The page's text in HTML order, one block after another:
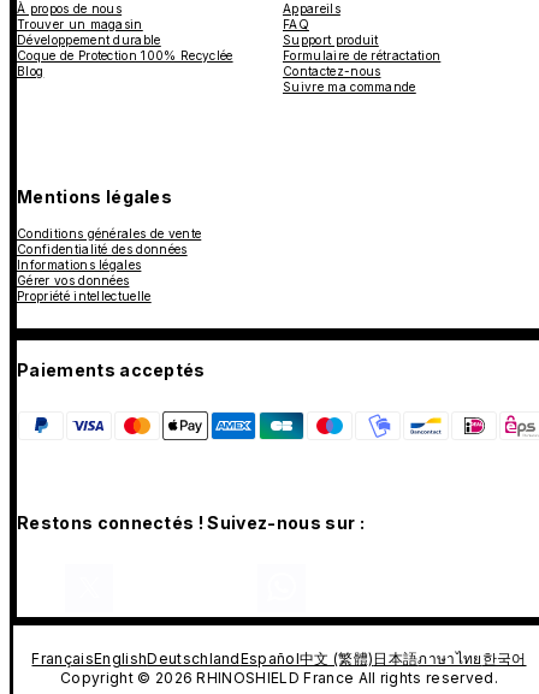
À propos de nous
Trouver un magasin
Développement durable
Coque de Protection 100% Recyclée
Blog
Appareils
FAQ
Support produit
Formulaire de rétractation
Contactez-nous
Suivre ma commande
Mentions légales
Conditions générales de vente
Confidentialité des données
Informations légales
Gérer vos données
Propriété intellectuelle
Paiements acceptés
Restons connectés ! Suivez-nous sur :
FrançaisEnglishDeutschlandEspañol中文 (繁體) 日本語ภาษาไทย 한국어
Copyright © 2026 RHINOSHIELD France All rights reserved.